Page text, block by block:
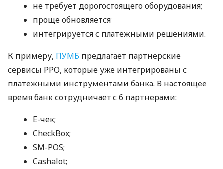
не требует дорогостоящего оборудования;
проще обновляется;
интегрируется с платежными решениями.
К примеру, ПУМБ предлагает партнерские
сервисы РРО, которые уже интегрированы с
платежными инструментами банка. В настоящее
время банк сотрудничает с 6 партнерами:
E-чек;
CheckBox;
SM-POS;
Cashalot;